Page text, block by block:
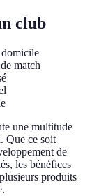
club
match
une multitude
Que ce soit
de
les bénéfices
produits